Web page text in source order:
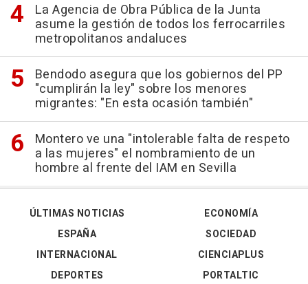
La Agencia de Obra Pública de la Junta
asume la gestión de todos los ferrocarriles
metropolitanos andaluces
Bendodo asegura que los gobiernos del PP
"cumplirán la ley" sobre los menores
migrantes: "En esta ocasión también"
Montero ve una "intolerable falta de respeto
a las mujeres" el nombramiento de un
hombre al frente del IAM en Sevilla
ÚLTIMAS NOTICIAS
ESPAÑA
INTERNACIONAL
DEPORTES
ECONOMÍA
SOCIEDAD
CIENCIAPLUS
PORTALTIC